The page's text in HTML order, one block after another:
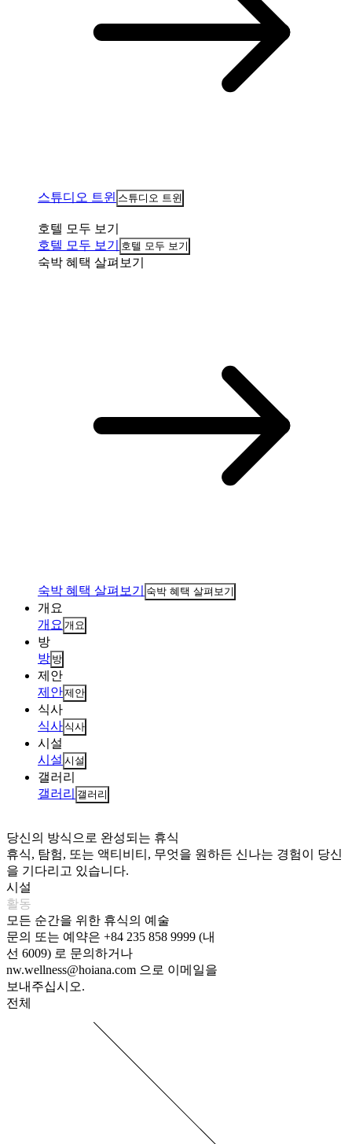
스튜디오 트윈 스튜디오 트윈
호텔 모두 보기
호텔 모두 보기
호텔 모두 보기
숙박 혜택 살펴보기
숙박 혜택 살펴보기 숙박 혜택 살펴보기
개요
개요 개요
방
방 방
제안
제안제안
식사
식사 식사
시설
시설 시설
갤러리
갤러리 갤러리
당신의 방식으로 완성되는 휴식
휴식, 탐험, 또는 액티비티, 무엇을 원하든 신나는 경험이 당신
을 기다리고 있습니다.
시설
활동
모든 순간을 위한 휴식의 예술
문의 또는 예약은 +84 235 858 9999 (내
선 6009) 로 문의하거나
nw.wellness@hoiana.com 으로 이메일을
보내주십시오.
전체